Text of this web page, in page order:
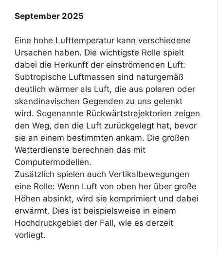
September 2025
Eine hohe Lufttemperatur kann verschiedene
Ursachen haben. Die wichtigste Rolle spielt
dabei die Herkunft der einströmenden Luft:
Subtropische Luftmassen sind naturgemäß
deutlich wärmer als Luft, die aus polaren oder
skandinavischen Gegenden zu uns gelenkt
wird. Sogenannte Rückwärtstrajektorien zeigen
den Weg, den die Luft zurückgelegt hat, bevor
sie an einem bestimmten ankam. Die großen
Wetterdienste berechnen das mit
Computermodellen.
Zusätzlich spielen auch Vertikalbewegungen
eine Rolle: Wenn Luft von oben her über große
Höhen absinkt, wird sie komprimiert und dabei
erwärmt. Dies ist beispielsweise in einem
Hochdruckgebiet der Fall, wie es derzeit
vorliegt.